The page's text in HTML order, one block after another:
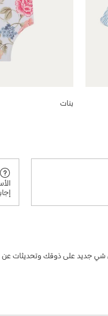
بنات
جديد على ذوقك وتحديثات عن